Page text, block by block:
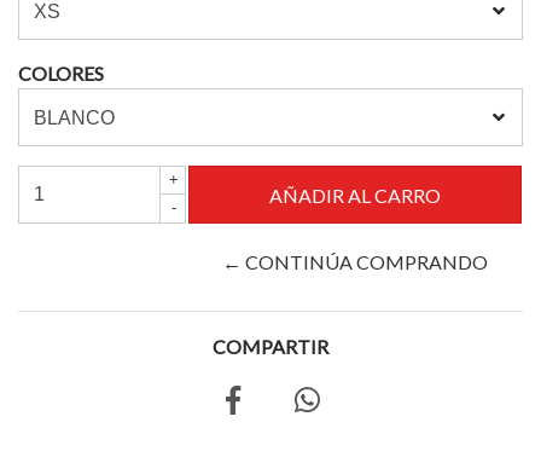
COLORES
+
-
← CONTINÚA COMPRANDO
COMPARTIR